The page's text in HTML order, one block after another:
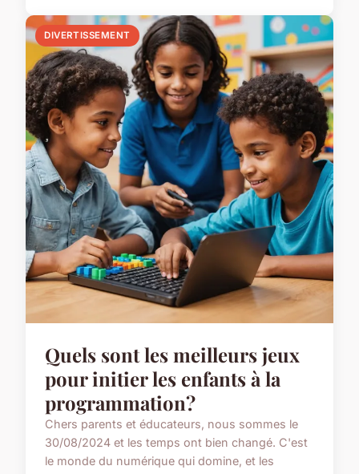
DIVERTISSEMENT
Quels sont les meilleurs jeux
pour initier les enfants à la
programmation?
Chers parents et éducateurs, nous sommes le
30/08/2024 et les temps ont bien changé. C'est
le monde du numérique qui domine, et les